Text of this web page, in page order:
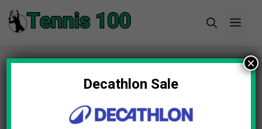
Zum
Inhalt
Startseite»Blog»Tennisschläger für Kinder
Test: Die 5 besten (Bestenliste)
Decathlon Sale
×